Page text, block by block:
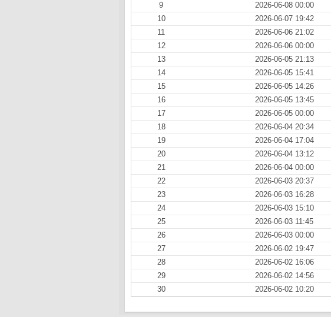
9
2026-06-08 00:00
10
2026-06-07 19:42
11
2026-06-06 21:02
12
2026-06-06 00:00
13
2026-06-05 21:13
14
2026-06-05 15:41
15
2026-06-05 14:26
16
2026-06-05 13:45
17
2026-06-05 00:00
18
2026-06-04 20:34
19
2026-06-04 17:04
20
2026-06-04 13:12
21
2026-06-04 00:00
22
2026-06-03 20:37
23
2026-06-03 16:28
24
2026-06-03 15:10
25
2026-06-03 11:45
26
2026-06-03 00:00
27
2026-06-02 19:47
28
2026-06-02 16:06
29
2026-06-02 14:56
30
2026-06-02 10:20